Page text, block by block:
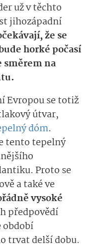
už v těchto
jihozápadní
že se
horké počasí
směrem na
Evropou se totiž
útvar,
dóm.
tento tepelný
Proto se
a také ve
vysoké
předpovědí
období
trvat delší dobu.